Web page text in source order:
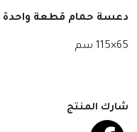
دعسة حمام قطعة واحدة
65×115 سم
شارك المنتج